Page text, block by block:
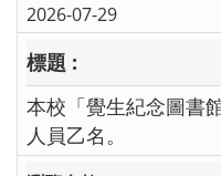
2026-07-29
本校「覺生紀念圖書
人員乙名。